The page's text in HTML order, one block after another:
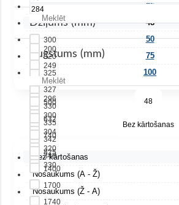
300
320
325
327
330
335
342
348
350
400
Dziļums (mm)
200
249
255
296
300
304
320
330
355
450
Augstums (mm)
500
632
740
825
1400
1700
1740
25
48
50
75
100
48
Bez kārtošanas
Bez kārtošanas
Nosaukums (A - Ž)
Nosaukums (Ž - A)